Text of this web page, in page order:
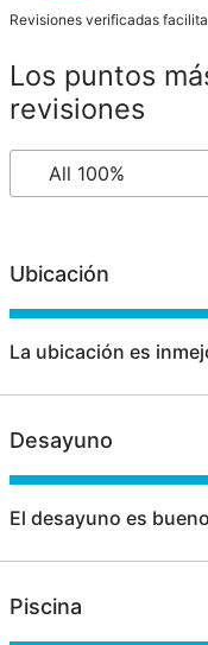
Revisiones verificadas
Los puntos
revisiones
Ubicación
La ubicación es
Desayuno
El desayuno es
Piscina